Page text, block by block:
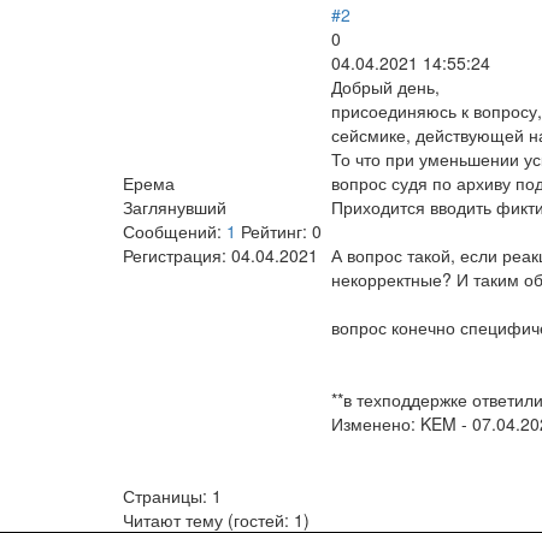
Ерема
Заглянувший
Сообщений: 1 Рейтинг: 0
Регистрация: 04.04.2021
#2
0
04.04.2021 14:55:24
Добрый день,
присоединяюсь к
сейсмике, действующей
То что при уменьшении
вопрос судя по архиву
Приходится вводить
А вопрос такой, если
некорректные? И таким
вопрос конечно
**в техподдержке
Изменено: KEM -
Страницы: 1
Читают тему (гостей: 1)